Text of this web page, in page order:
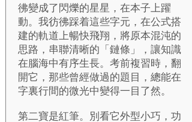
彿變成了閃爍的星星，在本子上躍
動。我彷彿踩着這些字元，在公式搭
建的軌道上暢快飛翔，將原本混沌的
思路，串聯清晰的「鏈條」，讓知識
在腦海中有序生長。考前複習時，翻
開它，那些曾經做過的題目，總能在
字裏行間的微光中變得一目了然。
第二寶是紅筆。別看它外型小巧，功